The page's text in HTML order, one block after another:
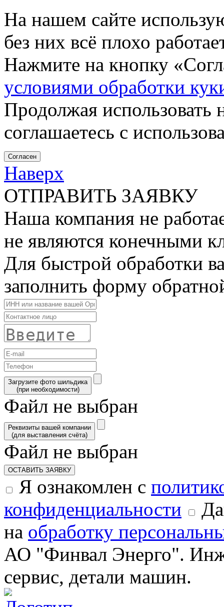
На нашем сайте
без них всё плохо
Нажмите на кнопку
условиями обработки
Продолжая использовать
соглашаетесь с
Согласен
Наверх
ОТПРАВИТЬ ЗАЯВКУ
Наша компания не
не являются конечными
Для быстрой обработки
заполнить форму
Загрузите фото шильдика
(при необходимости)
Файл не выбран
Реквизиты вашей компании
(для выставления счёта)
Файл не выбран
ОСТАВИТЬ ЗАЯВКУ
Я ознакомлен с
конфиденциальности
на обработку
АО "Финвал Энерго".
сервис, детали машин.